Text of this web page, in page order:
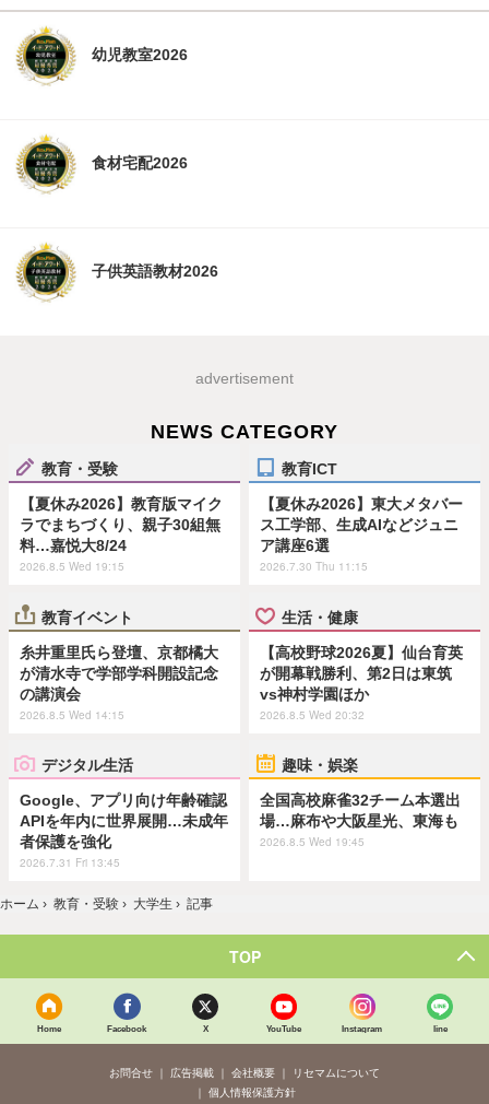
幼児教室2026
食材宅配2026
子供英語教材2026
advertisement
NEWS CATEGORY
教育・受験
【夏休み2026】教育版マイク
ラでまちづくり、親子30組無
料…嘉悦大8/24
2026.8.5 Wed 19:15
教育ICT
【夏休み2026】東大メタバー
ス工学部、生成AIなどジュニ
ア講座6選
2026.7.30 Thu 11:15
教育イベント
糸井重里氏ら登壇、京都橘大
が清水寺で学部学科開設記念
の講演会
2026.8.5 Wed 14:15
生活・健康
【高校野球2026夏】仙台育英
が開幕戦勝利、第2日は東筑
vs神村学園ほか
2026.8.5 Wed 20:32
デジタル生活
Google、アプリ向け年齢確認
APIを年内に世界展開…未成年
者保護を強化
2026.7.31 Fri 13:45
趣味・娯楽
全国高校麻雀32チーム本選出
場…麻布や大阪星光、東海も
2026.8.5 Wed 19:45
ホーム › 教育・受験 › 大学生 › 記事
TOP
Home Facebook X YouTube Instagram line
お問合せ 広告掲載 会社概要
リセマムについて
個人情報保護方針